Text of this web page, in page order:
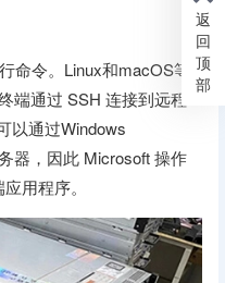
命令。Linux和macOS等
端通过 SSH 连接到远程
以通过Windows
器，因此 Microsoft 操作
用程序。
返
回
顶
部